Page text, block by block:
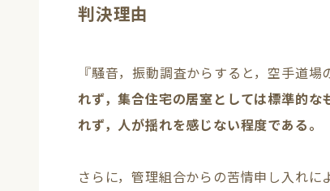
判決理由
『騒音，振動調査からすると，空手道
れず，集合住宅の居室としては標準的
れず，人が揺れを感じない程度である。
さらに，管理組合からの苦情申し入れ